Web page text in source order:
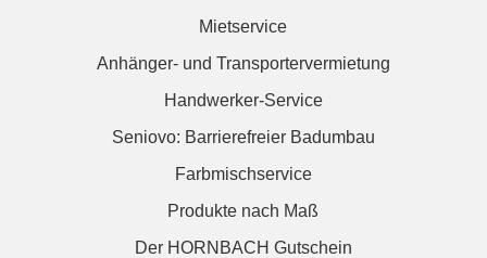
Mietservice
Anhänger- und Transportervermietung
Handwerker-Service
Seniovo: Barrierefreier Badumbau
Farbmischservice
Produkte nach Maß
Der HORNBACH Gutschein